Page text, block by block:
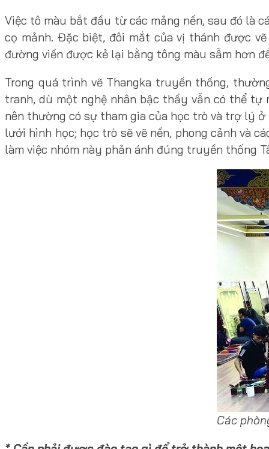
Việc tô màu bắt đầu từ các mảng nền, sau đó là
cọ mảnh. Đặc biệt, đôi mắt của vị thánh được
đường viền được kẻ lại bằng tông màu sẫm hơn
Trong quá trình vẽ Thangka truyền thống,
tranh, dù một nghệ nhân bậc thầy vẫn có thể tự
nên thường có sự tham gia của học trò và trợ lý
lưới hình học; học trò sẽ vẽ nền, phong cảnh và
làm việc nhóm này phản ánh đúng truyền thống
Các